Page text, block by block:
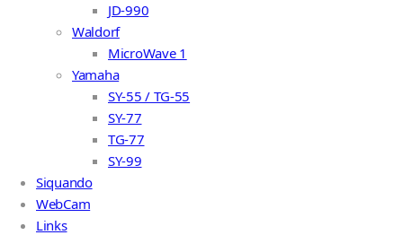
JD-990
Waldorf
MicroWave 1
Yamaha
SY-55 / TG-55
SY-77
TG-77
SY-99
Siquando
WebCam
Links